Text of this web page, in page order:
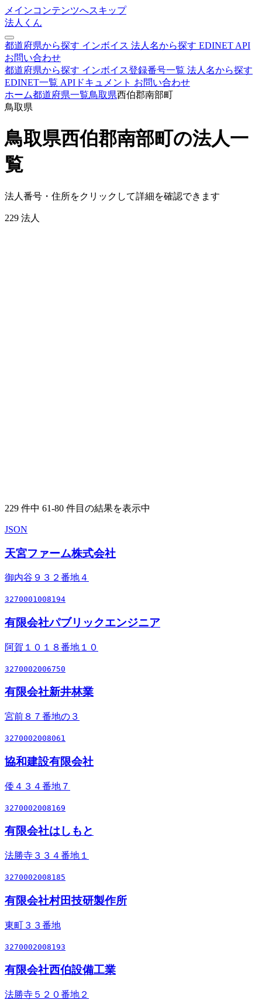
メインコンテンツへスキップ
法人くん
都道府県から探す インボイス 法人名から探す EDINET API
お問い合わせ
都道府県から探す インボイス登録番号一覧 法人名から探す
EDINET一覧 APIドキュメント お問い合わせ
ホーム都道府県一覧鳥取県西伯郡南部町
鳥取県
鳥取県西伯郡南部町の法人一
覧
法人番号・住所をクリックして詳細を確認できます
229 法人
229 件中 61-80 件目の結果を表示中
JSON
天宮ファーム株式会社
御内谷９３２番地４
3270001008194
有限会社パブリックエンジニア
阿賀１０１８番地１０
3270002006750
有限会社新井林業
宮前８７番地の３
3270002008061
協和建設有限会社
倭４３４番地７
3270002008169
有限会社はしもと
法勝寺３３４番地１
3270002008185
有限会社村田技研製作所
東町３３番地
3270002008193
有限会社西伯設備工業
法勝寺５２０番地２